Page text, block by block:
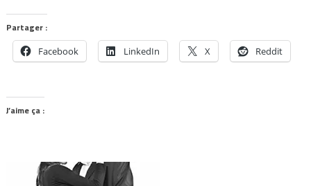
Partager :
Facebook LinkedIn X Reddit
J’aime ça :